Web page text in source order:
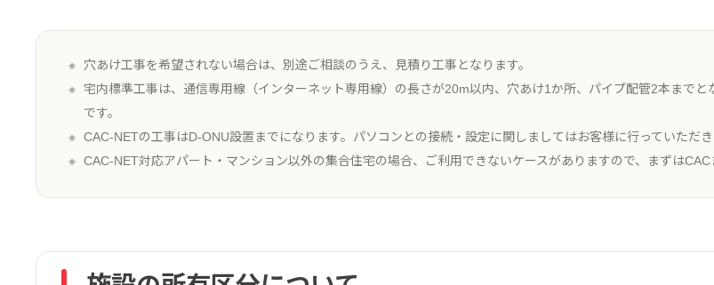
穴あけ工事を希望されない場合は、別途ご相談のうえ、見積り工事となります。
宅内標準工事は、通信専用線（インターネット専用線）の長さが20m以内、穴あけ1か所、パイプ配管2本まで
です。
CAC-NETの工事はD-ONU設置までになります。パソコンとの接続・設定に関しましてはお客様に行っていただき
CAC-NET対応アパート・マンション以外の集合住宅の場合、ご利用できないケースがありますので、まずはCAC